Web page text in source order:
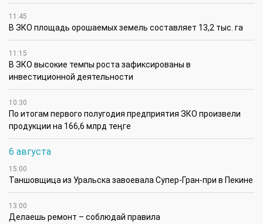
11:45
В ЗКО площадь орошаемых земель составляет 13,2 тыс. га
11:15
В ЗКО высокие темпы роста зафиксированы в
инвестиционной деятельности
10:30
По итогам первого полугодия предприятия ЗКО произвели
продукции на 166,6 млрд теңге
6 августа
15:00
Таншовщица из Уральска завоевала Супер-Гран-при в Пекине
13:00
Делаешь ремонт – соблюдай правила